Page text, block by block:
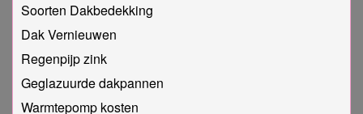
Soorten Dakbedekking
Dak Vernieuwen
Regenpijp zink
Geglazuurde dakpannen
Warmtepomp kosten